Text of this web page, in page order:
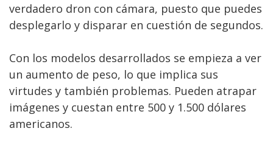
verdadero dron con cámara, puesto que puedes
desplegarlo y disparar en cuestión de segundos.
Con los modelos desarrollados se empieza a ver
un aumento de peso, lo que implica sus
virtudes y también problemas. Pueden atrapar
imágenes y cuestan entre 500 y 1.500 dólares
americanos.